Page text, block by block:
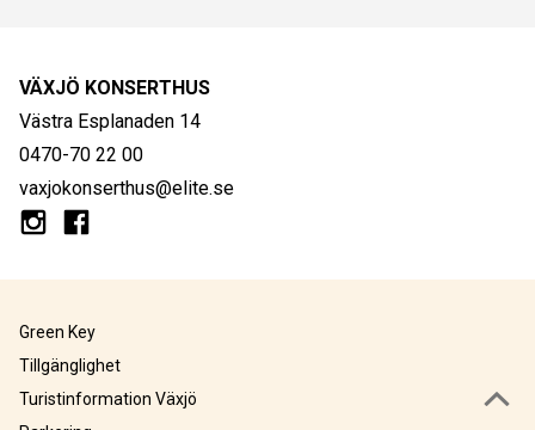
VÄXJÖ KONSERTHUS
Västra Esplanaden 14
0470-70 22 00
vaxjokonserthus@elite.se
Green Key
Tillgänglighet
Turistinformation Växjö